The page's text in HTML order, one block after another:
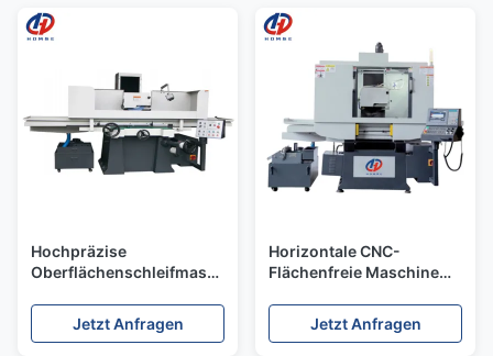
von Oberflächen mit
Satteltyp
Hochpräzise
Oberflächenschleifmaschine
Programmsteuerung
Sattel bewegliche
Jetzt Anfragen
Horizontale CNC-
Flächenfreie Maschine
PLC-Flächenfreie
Maschine
Jetzt Anfragen